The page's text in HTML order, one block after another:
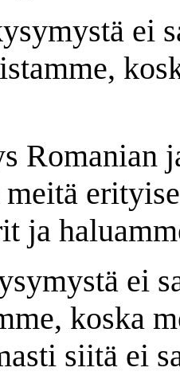
ei
Romanian
ja
ei
koska
siitä ei